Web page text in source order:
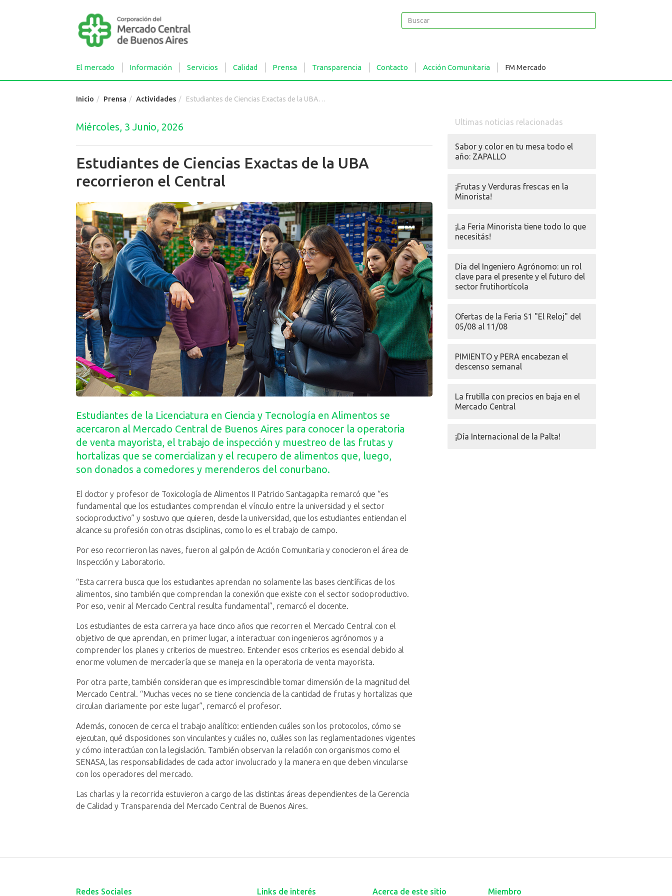
Buscar
Buscar
El mercado Información Servicios Calidad Prensa Transparencia Contacto Acción Comunitaria FM Mercado
Inicio Prensa Actividades Estudiantes de Ciencias Exactas de la UBA recorrieron el Central
Miércoles, 3 Junio, 2026
Estudiantes de Ciencias Exactas de la UBA
recorrieron el Central
Estudiantes de la Licenciatura en Ciencia y Tecnología en Alimentos se
acercaron al Mercado Central de Buenos Aires para conocer la operatoria
de venta mayorista, el trabajo de inspección y muestreo de las frutas y
hortalizas que se comercializan y el recupero de alimentos que, luego,
son donados a comedores y merenderos del conurbano.
El doctor y profesor de Toxicología de Alimentos II Patricio Santagapita remarcó que “es
fundamental que los estudiantes comprendan el vínculo entre la universidad y el sector
socioproductivo” y sostuvo que quieren, desde la universidad, que los estudiantes entiendan el
alcance su profesión con otras disciplinas, como lo es el trabajo de campo.
Por eso recorrieron las naves, fueron al galpón de Acción Comunitaria y conocieron el área de
Inspección y Laboratorio.
“Esta carrera busca que los estudiantes aprendan no solamente las bases científicas de los
alimentos, sino también que comprendan la conexión que existe con el sector socioproductivo.
Por eso, venir al Mercado Central resulta fundamental”, remarcó el docente.
Los estudiantes de esta carrera ya hace cinco años que recorren el Mercado Central con el
objetivo de que aprendan, en primer lugar, a interactuar con ingenieros agrónomos y a
comprender los planes y criterios de muestreo. Entender esos criterios es esencial debido al
enorme volumen de mercadería que se maneja en la operatoria de venta mayorista.
Por otra parte, también consideran que es imprescindible tomar dimensión de la magnitud del
Mercado Central. “Muchas veces no se tiene conciencia de la cantidad de frutas y hortalizas que
circulan diariamente por este lugar”, remarcó el profesor.
Además, conocen de cerca el trabajo analítico: entienden cuáles son los protocolos, cómo se
ejecutan, qué disposiciones son vinculantes y cuáles no, cuáles son las reglamentaciones vigentes
y cómo interactúan con la legislación. También observan la relación con organismos como el
SENASA, las responsabilidades de cada actor involucrado y la manera en que deben vincularse
con los operadores del mercado.
Las charlas y la recorrida estuvieron a cargo de las distintas áreas dependientes de la Gerencia
de Calidad y Transparencia del Mercado Central de Buenos Aires.
Ultimas noticias relacionadas
Sabor y color en tu mesa todo el
año: ZAPALLO
¡Frutas y Verduras frescas en la
Minorista!
¡La Feria Minorista tiene todo lo que
necesitás!
Día del Ingeniero Agrónomo: un rol
clave para el presente y el futuro del
sector frutihortícola
Ofertas de la Feria S1 "El Reloj" del
05/08 al 11/08
PIMIENTO y PERA encabezan el
descenso semanal
La frutilla con precios en baja en el
Mercado Central
¡Día Internacional de la Palta!
Redes Sociales Links de interés Acerca de este sitio Miembro